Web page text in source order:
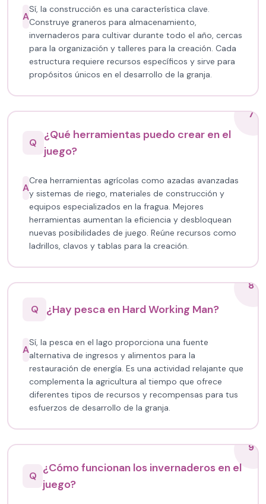
A
Sí, la construcción es una característica clave.
Construye graneros para almacenamiento,
invernaderos para cultivar durante todo el año, cercas
para la organización y talleres para la creación. Cada
estructura requiere recursos específicos y sirve para
propósitos únicos en el desarrollo de la granja.
7
Q
¿Qué herramientas puedo crear en el
juego?
A
Crea herramientas agrícolas como azadas avanzadas
y sistemas de riego, materiales de construcción y
equipos especializados en la fragua. Mejores
herramientas aumentan la eficiencia y desbloquean
nuevas posibilidades de juego. Reúne recursos como
ladrillos, clavos y tablas para la creación.
8
Q
¿Hay pesca en Hard Working Man?
A
Sí, la pesca en el lago proporciona una fuente
alternativa de ingresos y alimentos para la
restauración de energía. Es una actividad relajante que
complementa la agricultura al tiempo que ofrece
diferentes tipos de recursos y recompensas para tus
esfuerzos de desarrollo de la granja.
9
Q
¿Cómo funcionan los invernaderos en el
juego?